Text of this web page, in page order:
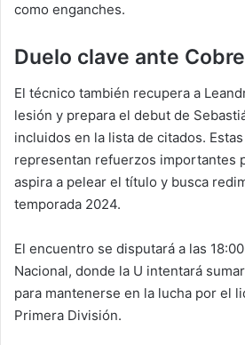
como enganches.
Duelo clave ante
El técnico también recupera a
lesión y prepara el debut de
incluidos en la lista de citados.
representan refuerzos importantes
aspira a pelear el título y busca
temporada 2024.
El encuentro se disputará a las
Nacional, donde la U intentará
para mantenerse en la lucha por el
Primera División.